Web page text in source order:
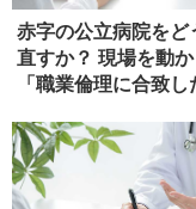
赤字の公立病院をど
直すか？ 現場を動
「職業倫理に合致し